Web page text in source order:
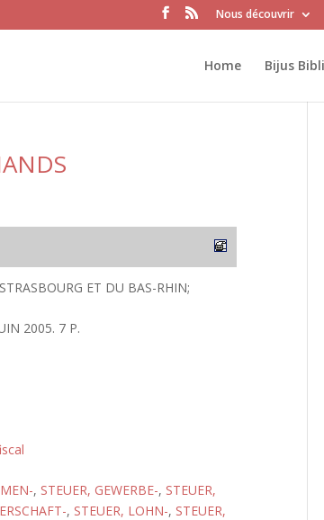
Nous découvrir
Home Bijus
ET DU BAS-RHIN;
2005. 7 P.
, STEUER, GEWERBE-, STEUER,
, STEUER, LOHN-, STEUER,